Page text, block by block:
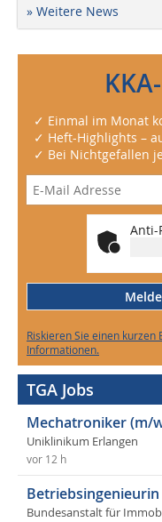
» Weitere News
✓ Einmal im Monat
✓ Heft-Highlights –
✓ Bei Nichtgefallen
Anti-
Riskieren Sie einen
Informationen.
TGA Jobs
Mechatroniker (m/
Uniklinikum Erlangen
vor 12 h
Bundesanstalt für